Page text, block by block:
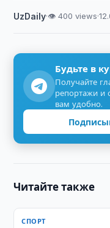
UzDaily·👁 400 views·
Будьте в
Получайте
репортажи и
вам удобно.
Читайте также
СПОРТ